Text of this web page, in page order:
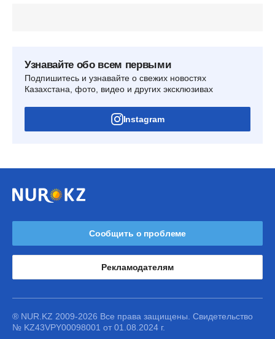
Узнавайте обо всем первыми
Подпишитесь и узнавайте о свежих новостях
Казахстана, фото, видео и других эксклюзивах
Instagram
Сообщить о проблеме
Рекламодателям
® NUR.KZ 2009-2026 Все права защищены. Свидетельство
№ KZ43VPY00098001 от 01.08.2024 г.